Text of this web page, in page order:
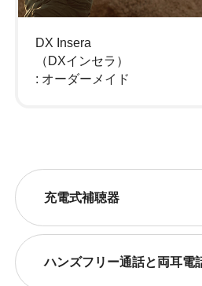
DX Insera
（DXインセラ）
: オーダーメイド
充電式補聴器
ハンズフリー通話と両耳電